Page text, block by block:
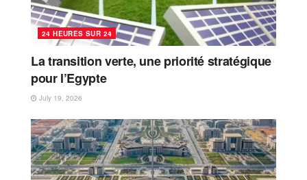
24 HEURES SUR 24
La transition verte, une priorité stratégique
pour l’Egypte
July 19, 2026